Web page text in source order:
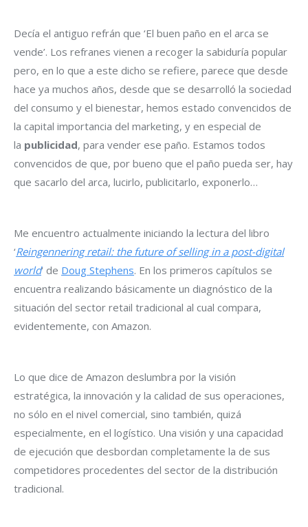
Decía el antiguo refrán que ‘El buen paño en el arca se
vende’. Los refranes vienen a recoger la sabiduría popular
pero, en lo que a este dicho se refiere, parece que desde
hace ya muchos años, desde que se desarrolló la sociedad
del consumo y el bienestar, hemos estado convencidos de
la capital importancia del marketing, y en especial de
la publicidad, para vender ese paño. Estamos todos
convencidos de que, por bueno que el paño pueda ser, hay
que sacarlo del arca, lucirlo, publicitarlo, exponerlo…
Me encuentro actualmente iniciando la lectura del libro
‘Reingennering retail: the future of selling in a post-digital
world‘ de Doug Stephens. En los primeros capítulos se
encuentra realizando básicamente un diagnóstico de la
situación del sector retail tradicional al cual compara,
evidentemente, con Amazon.
Lo que dice de Amazon deslumbra por la visión
estratégica, la innovación y la calidad de sus operaciones,
no sólo en el nivel comercial, sino también, quizá
especialmente, en el logístico. Una visión y una capacidad
de ejecución que desbordan completamente la de sus
competidores procedentes del sector de la distribución
tradicional.